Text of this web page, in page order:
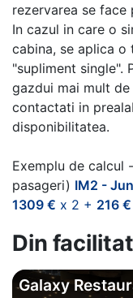
rezervarea se face
In cazul in care o
cabina, se aplica o
"supliment single".
gazdui mai mult
contactati in
disponibilitatea.
Exemplu de calcul
pasageri) IM2 -
1309 € x 2 + 216 €
Din
Galaxy